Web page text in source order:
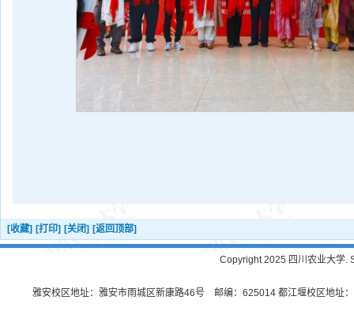
[收藏] [打印] [关闭] [返回顶部]
Copyright 2025 四川农业大学.
雅安校区地址：雅安市雨城区新康路46号 邮编：625014 都江堰校区地址